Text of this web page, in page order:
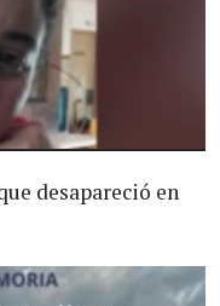
desapareció en